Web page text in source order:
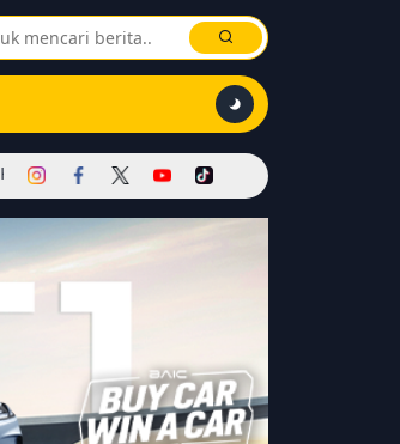
Skin Soul Reaper, Mode Khusus, dan